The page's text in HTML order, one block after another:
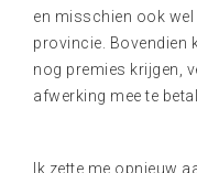
en misschien ook wel
provincie. Bovendien
nog premies krijgen,
afwerking mee te
Ik zette me opnieuw